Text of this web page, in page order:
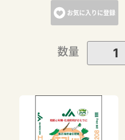
お気に入りに登録
数量